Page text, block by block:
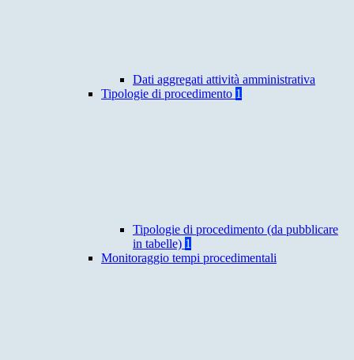
Dati aggregati attività amministrativa
Tipologie di procedimento 1
Tipologie di procedimento (da pubblicare
in tabelle) 1
Monitoraggio tempi procedimentali